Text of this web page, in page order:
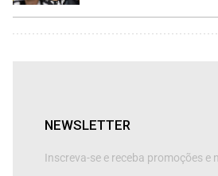
NEWSLETTER
Inscreva-se e receba promoções e